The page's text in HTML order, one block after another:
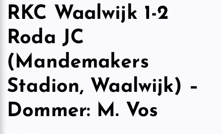
RKC Waalwijk 1-2
Roda JC
(Mandemakers
Stadion, Waalwijk) –
Dommer: M. Vos